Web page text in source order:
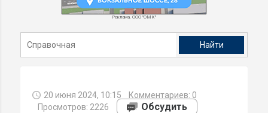
Реклама. ООО "ОМК"
20 июня 2024, 10:15 Комментариев: 0
Просмотров: 2226
Обсудить